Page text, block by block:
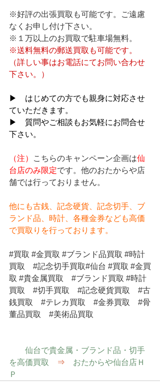
※好評の出張買取も可能です。ご遠慮
なくお申し付け下さい。
※１万以上のお買取で駐車場無料。
※送料無料の郵送買取も可能です。
（詳しい事はお電話にてお問い合わせ
下さい。）
▶　はじめての方でも親身に対応させ
ていただきます。
▶　質問やご相談もお気軽にお問合せ
下さい。
（注） こちらのキャンペーン企画は仙
台店のみ限定です。他のおたからや店
舗では行っておりません。
他にも古銭、記念硬貨、記念切手、ブ
ランド品、時計、各種金券なども高価
で買取りを行っております。
#買取 #金買取 #ブランド品買取 #時計
買取
#記念切手買取#仙台 #買取 #金買
取 #貴金属買取 #ブランド買取 #時計
買取
#切手買取 #記念硬貨買取
#古
銭買取
#テレカ買取 #金券買取
#骨
董品買取
#美術品買取
仙台で貴金属・ブランド品・切手
を高価買取
⇒ おたからや仙台店Ｈ
Ｐ